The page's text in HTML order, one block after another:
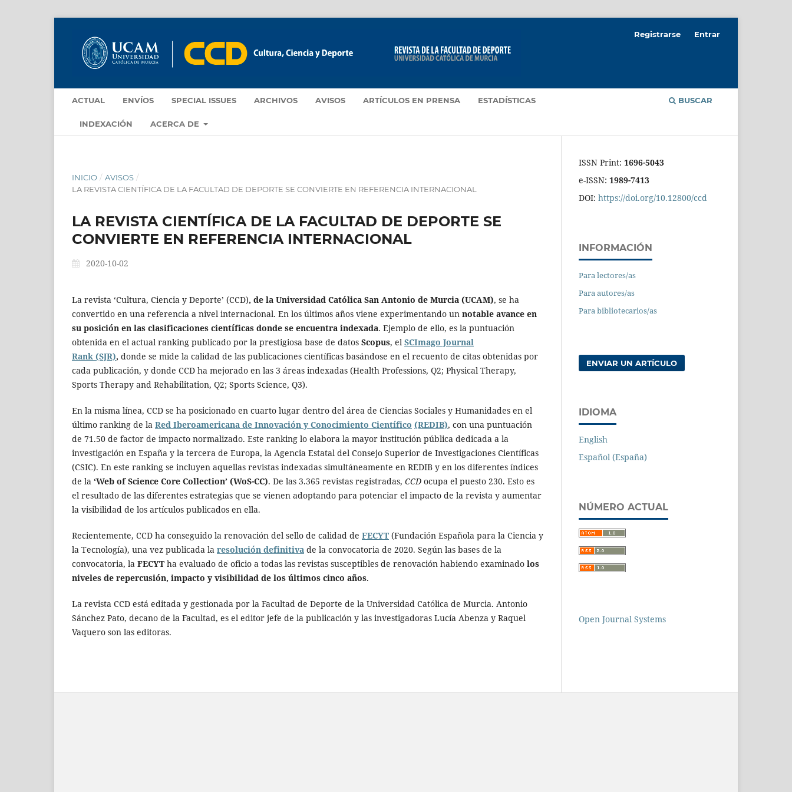
ACTUAL ENVÍOS SPECIAL ISSUES ARCHIVOS AVISOS ARTÍCULOS EN PRENSA ESTADÍSTICAS
INDEXACIÓN ACERCA DE
BUSCAR
Registrarse Entrar
INICIO / AVISOS /
LA REVISTA CIENTÍFICA DE LA FACULTAD DE DEPORTE SE CONVIERTE EN REFERENCIA INTERNACIONAL
LA REVISTA CIENTÍFICA DE LA FACULTAD DE DEPORTE SE
CONVIERTE EN REFERENCIA INTERNACIONAL
2020-10-02
La revista ‘Cultura, Ciencia y Deporte’ (CCD), de la Universidad Católica San Antonio de Murcia (UCAM), se ha
convertido en una referencia a nivel internacional. En los últimos años viene experimentando un notable avance en
su posición en las clasificaciones científicas donde se encuentra indexada. Ejemplo de ello, es la puntuación
obtenida en el actual ranking publicado por la prestigiosa base de datos Scopus, el SCImago Journal
Rank (SJR), donde se mide la calidad de las publicaciones científicas basándose en el recuento de citas obtenidas por
cada publicación, y donde CCD ha mejorado en las 3 áreas indexadas (Health Professions, Q2; Physical Therapy,
Sports Therapy and Rehabilitation, Q2; Sports Science, Q3).
En la misma línea, CCD se ha posicionado en cuarto lugar dentro del área de Ciencias Sociales y Humanidades en el
último ranking de la Red Iberoamericana de Innovación y Conocimiento Científico (REDIB), con una puntuación
de 71.50 de factor de impacto normalizado. Este ranking lo elabora la mayor institución pública dedicada a la
investigación en España y la tercera de Europa, la Agencia Estatal del Consejo Superior de Investigaciones Científicas
(CSIC). En este ranking se incluyen aquellas revistas indexadas simultáneamente en REDIB y en los diferentes índices
de la ‘Web of Science Core Collection’ (WoS-CC). De las 3.365 revistas registradas, CCD ocupa el puesto 230. Esto es
el resultado de las diferentes estrategias que se vienen adoptando para potenciar el impacto de la revista y aumentar
la visibilidad de los artículos publicados en ella.
Recientemente, CCD ha conseguido la renovación del sello de calidad de FECYT (Fundación Española para la Ciencia y
la Tecnología), una vez publicada la resolución definitiva de la convocatoria de 2020. Según las bases de la
convocatoria, la FECYT ha evaluado de oficio a todas las revistas susceptibles de renovación habiendo examinado los
niveles de repercusión, impacto y visibilidad de los últimos cinco años.
La revista CCD está editada y gestionada por la Facultad de Deporte de la Universidad Católica de Murcia. Antonio
Sánchez Pato, decano de la Facultad, es el editor jefe de la publicación y las investigadoras Lucía Abenza y Raquel
Vaquero son las editoras.
ISSN Print: 1696-5043
e-ISSN: 1989-7413
DOI: https://doi.org/10.12800/ccd
INFORMACIÓN
Para lectores/as
Para autores/as
Para bibliotecarios/as
ENVIAR UN ARTÍCULO
IDIOMA
English
Español (España)
NÚMERO ACTUAL
Open Journal Systems